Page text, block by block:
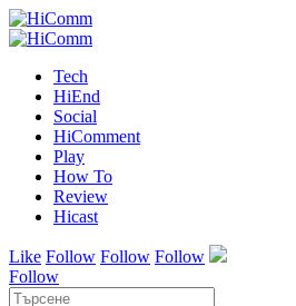
Tech
HiEnd
Social
HiComment
Play
How To
Review
Hicast
Like Follow Follow Follow
Follow